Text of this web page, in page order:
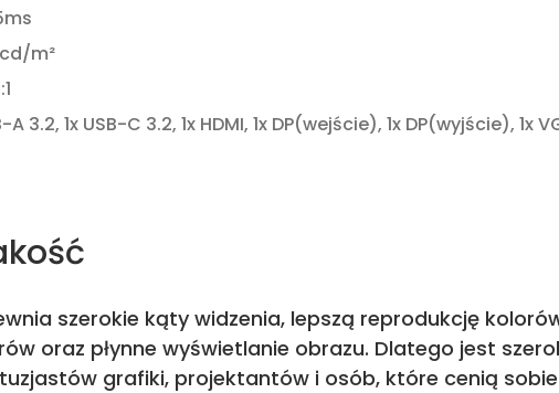
m²
A 3.2, 1x USB-C 3.2, 1x HDMI, 1x DP(wejście), 1x DP(wyjście), 1x
szerokie kąty widzenia, lepszą reprodukcję
oraz płynne wyświetlanie obrazu. Dlatego jest
grafiki, projektantów i osób, które cenią